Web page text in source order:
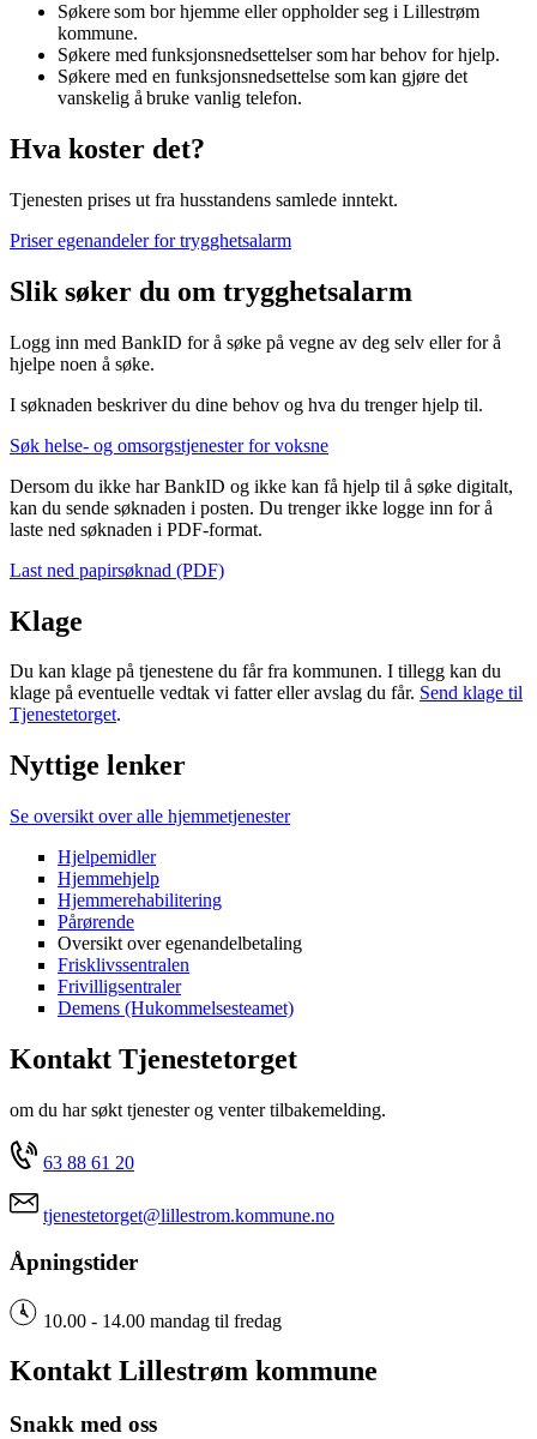
Søkere som bor hjemme eller oppholder seg i Lillestrøm
kommune.
Søkere med funksjonsnedsettelser som har behov for hjelp.
Søkere med en funksjonsnedsettelse som kan gjøre det
vanskelig å bruke vanlig telefon.
Hva koster det?
Tjenesten prises ut fra husstandens samlede inntekt.
Priser egenandeler for trygghetsalarm
Slik søker du om trygghetsalarm
Logg inn med BankID for å søke på vegne av deg selv eller for å
hjelpe noen å søke.
I søknaden beskriver du dine behov og hva du trenger hjelp til.
Søk helse- og omsorgstjenester for voksne
Dersom du ikke har BankID og ikke kan få hjelp til å søke digitalt,
kan du sende søknaden i posten. Du trenger ikke logge inn for å
laste ned søknaden i PDF-format.
Last ned papirsøknad (PDF)
Klage
Du kan klage på tjenestene du får fra kommunen. I tillegg kan du
klage på eventuelle vedtak vi fatter eller avslag du får. Send klage til
Tjenestetorget.
Nyttige lenker
Se oversikt over alle hjemmetjenester
Hjelpemidler
Hjemmehjelp
Hjemmerehabilitering
Pårørende
Oversikt over egenandelbetaling
Frisklivssentralen
Frivilligsentraler
Demens (Hukommelsesteamet)
Kontakt Tjenestetorget
om du har søkt tjenester og venter tilbakemelding.
63 88 61 20
tjenestetorget@lillestrom.kommune.no
Åpningstider
10.00 - 14.00 mandag til fredag
Kontakt Lillestrøm kommune
Snakk med oss